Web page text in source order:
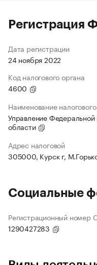
Регистрация
Дата регистрации
24 ноября 2022
Код налогового органа
4600
Наименование
Управление
области
Адрес налоговой
305000, Курск г,
Социальные
Регистрационный номер
1290427283